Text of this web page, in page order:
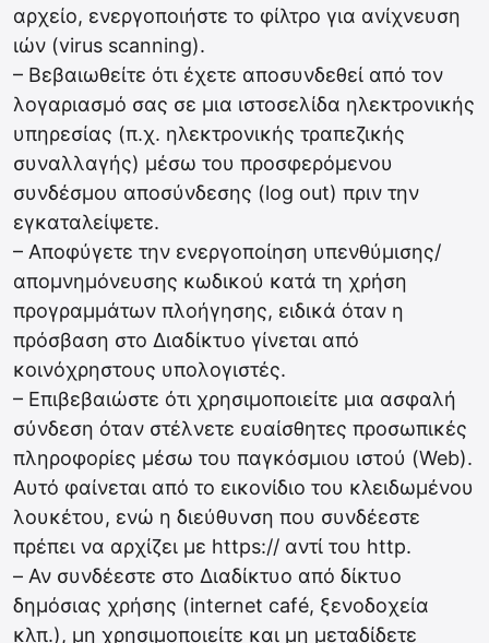
αρχείο, ενεργοποιήστε το φίλτρο για ανίχνευση
ιών (virus scanning).
– Βεβαιωθείτε ότι έχετε αποσυνδεθεί από τον
λογαριασμό σας σε μια ιστοσελίδα ηλεκτρονικής
υπηρεσίας (π.χ. ηλεκτρονικής τραπεζικής
συναλλαγής) μέσω του προσφερόμενου
συνδέσμου αποσύνδεσης (log out) πριν την
εγκαταλείψετε.
– Αποφύγετε την ενεργοποίηση υπενθύμισης/
απομνημόνευσης κωδικού κατά τη χρήση
προγραμμάτων πλοήγησης, ειδικά όταν η
πρόσβαση στο Διαδίκτυο γίνεται από
κοινόχρηστους υπολογιστές.
– Επιβεβαιώστε ότι χρησιμοποιείτε μια ασφαλή
σύνδεση όταν στέλνετε ευαίσθητες προσωπικές
πληροφορίες μέσω του παγκόσμιου ιστού (Web).
Αυτό φαίνεται από το εικονίδιο του κλειδωμένου
λουκέτου, ενώ η διεύθυνση που συνδέεστε
πρέπει να αρχίζει με https:// αντί του http.
– Αν συνδέεστε στο Διαδίκτυο από δίκτυο
δημόσιας χρήσης (internet café, ξενοδοχεία
κλπ.), μη χρησιμοποιείτε και μη μεταδίδετε